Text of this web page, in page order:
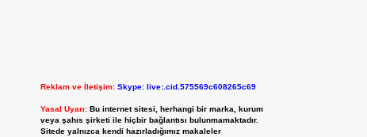
Reklam ve İletişim: Skype: live:.cid.575569c608265c69
Yasal Uyarı: Bu internet sitesi, herhangi bir marka, kurum
veya şahıs şirketi ile hiçbir bağlantısı bulunmamaktadır.
Sitede yalnızca kendi hazırladığımız makaleler